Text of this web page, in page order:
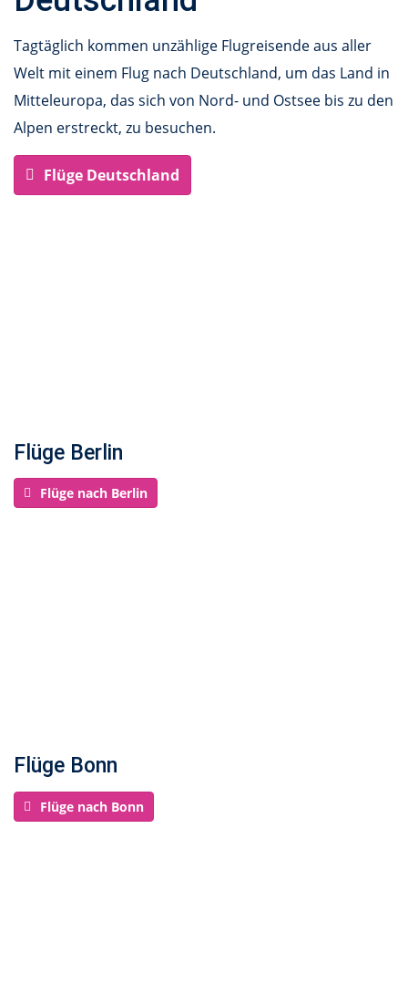
Tagtäglich kommen unzählige Flugreisende aus aller
Welt mit einem Flug nach Deutschland, um das Land in
Mitteleuropa, das sich von Nord- und Ostsee bis zu den
Alpen erstreckt, zu besuchen.
Flüge Deutschland
Flüge Berlin
Flüge nach Berlin
Flüge Bonn
Flüge nach Bonn